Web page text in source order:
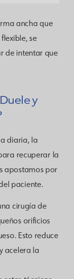
ancha que
se
de intentar que
y
diaria, la
recuperar la
apostamos por
paciente.
cirugía de
orificios
Esto reduce
acelera la